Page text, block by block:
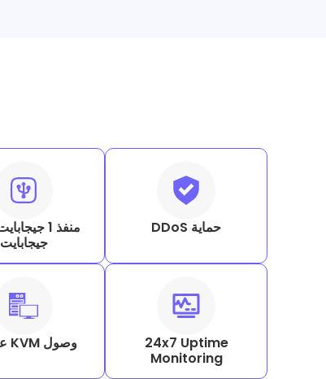
حماية DDoS
جيجابايت
24x7 Uptime
Monitoring
وصول KVM عن بُعد